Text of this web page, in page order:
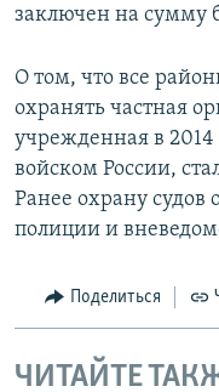
заключен на сумму
О том, что все
охранять частная
учрежденная в
войском России,
Ранее охрану судов
полиции и
Поделиться
ЧИТАЙТЕ